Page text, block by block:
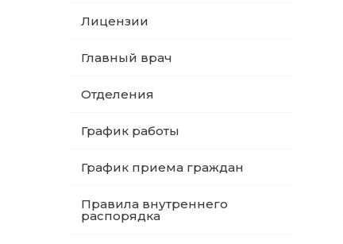
Лицензии
Главный врач
Отделения
График работы
График приема граждан
Правила внутреннего
распорядка